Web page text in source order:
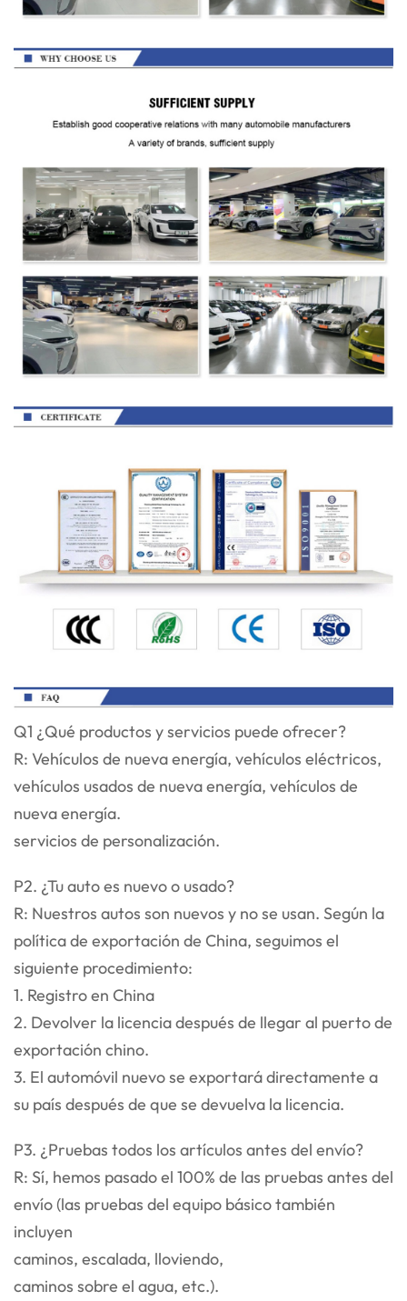
Q1 ¿Qué productos y servicios puede ofrecer?
R: Vehículos de nueva energía, vehículos eléctricos,
vehículos usados de nueva energía, vehículos de
nueva energía.
servicios de personalización.
P2. ¿Tu auto es nuevo o usado?
R: Nuestros autos son nuevos y no se usan. Según la
política de exportación de China, seguimos el
siguiente procedimiento:
1. Registro en China
2. Devolver la licencia después de llegar al puerto de
exportación chino.
3. El automóvil nuevo se exportará directamente a
su país después de que se devuelva la licencia.
P3. ¿Pruebas todos los artículos antes del envío?
R: Sí, hemos pasado el 100% de las pruebas antes del
envío (las pruebas del equipo básico también
incluyen
caminos, escalada, lloviendo,
caminos sobre el agua, etc.).